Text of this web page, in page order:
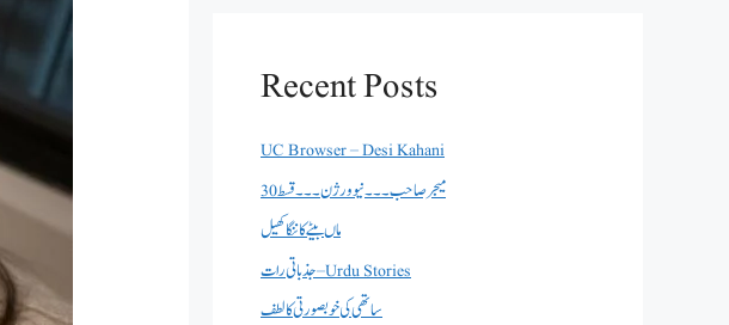
Recent Posts
UC Browser – Desi Kahani
میجر صاحب۔۔۔نیو ورژن ۔۔۔قسط 30
ماں بیٹے کا ننگا کھیل
جذباتی رات – Urdu Stories
ساتھی کی خوبصورتی کا لطف